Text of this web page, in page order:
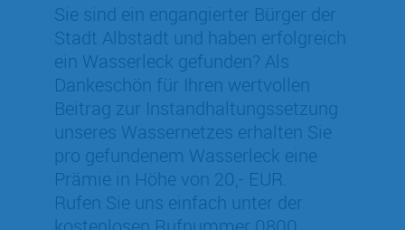
Sie sind ein engangierter Bürger der
Stadt Albstadt und haben erfolgreich
ein Wasserleck gefunden? Als
Dankeschön für Ihren wertvollen
Beitrag zur Instandhaltungssetzung
unseres Wassernetzes erhalten Sie
pro gefundenem Wasserleck eine
Prämie in Höhe von 20,- EUR.
Rufen Sie uns einfach unter der